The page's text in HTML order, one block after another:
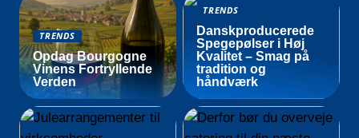
TRENDS
Opdag Bourgogne
Vinens Fortryllende
Verden
TRENDS
Danskproducerede
Spegepølser i Høj
Kvalitet – Smag på
tradition og
håndværk